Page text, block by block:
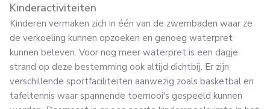
Kinderactiviteiten
Kinderen vermaken zich in één van de zwembaden waar ze
de verkoeling kunnen opzoeken en genoeg waterpret
kunnen beleven. Voor nog meer waterpret is een dagje
strand op deze bestemming ook altijd dichtbij. Er zijn
verschillende sportfaciliteiten aanwezig zoals basketbal en
tafeltennis waar spannende toernooi's gespeeld kunnen